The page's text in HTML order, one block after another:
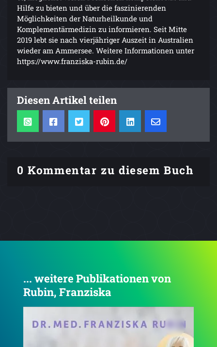
Hilfe zu bieten und über die faszinierenden
Möglichkeiten der Naturheilkunde und
Komplementärmedizin zu informieren. Seit Mitte
2019 lebt sie nach vierjähriger Auszeit in Australien
wieder am Ammersee. Weitere Informationen unter
https://www.franziska-rubin.de/
Diesen Artikel teilen
0 Kommentar zu diesem Buch
... weitere Publikationen von
Rubin, Franziska